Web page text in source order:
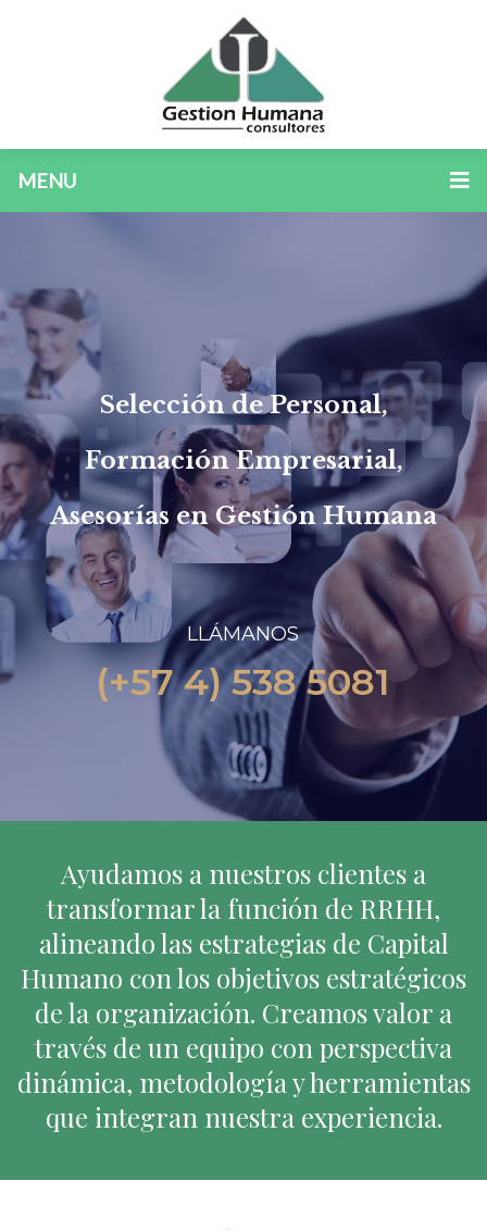
MENU
Selección de Personal,
Formación Empresarial,
Asesorías en Gestión Humana
LLÁMANOS
(+57 4) 538 5081
Ayudamos a nuestros clientes a
transformar la función de RRHH,
alineando las estrategias de Capital
Humano con los objetivos estratégicos
de la organización. Creamos valor a
través de un equipo con perspectiva
dinámica, metodología y herramientas
que integran nuestra experiencia.